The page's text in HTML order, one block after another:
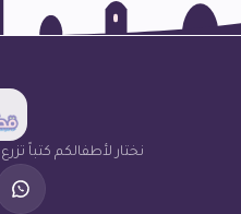
نختار لأطفالكم كتباً